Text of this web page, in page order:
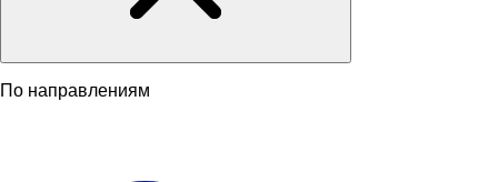
По направлениям